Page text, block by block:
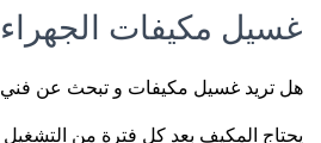
غسيل مكيفات الجهراء
هل تريد غسيل مكيفات و تبحث عن
يحتاج المكيف بعد كل فترة من